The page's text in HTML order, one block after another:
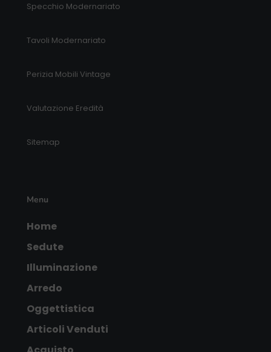
Specchio Modernariato
Tavoli Modernariato
Perizia Mobili Vintage
Valutazione Eredità
Sitemap
Menu
Home
Sedute
Illuminazione
Arredo
Oggettistica
Articoli Venduti